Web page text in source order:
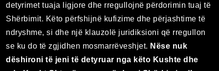
detyrimet tuaja ligjore dhe rregullojnë përdorimin tuaj të
Shërbimit. Këto përfshijnë kufizime dhe përjashtime të
ndryshme, si dhe një klauzolë juridiksioni që rregullon
se ku do të zgjidhen mosmarrëveshjet. Nëse nuk
dëshironi të jeni të detyruar nga këto Kushte dhe